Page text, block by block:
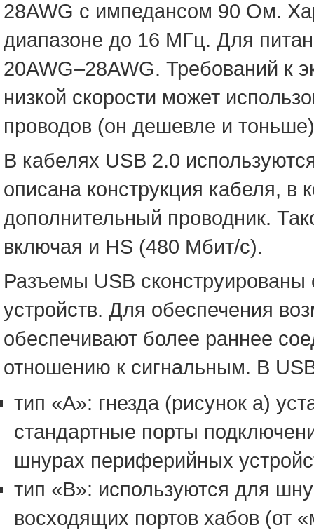
28AWG с импедансом 90 Ом.
диапазоне до 16 МГц. Для
20AWG–28AWG. Требований к
низкой скорости может
проводов (он дешевле и
В кабелях USB 2.0
описана конструкция кабеля, в
дополнительный проводник.
включая и HS (480 Мбит/с).
Разъемы USB сконструированы
устройств. Для обеспечения
обеспечивают более раннее
отношению к сигнальным. В
тип «A»: гнезда (рисунок а)
стандартные порты
шнурах периферийных
тип «B»: используются для
восходящих портов хабов (от